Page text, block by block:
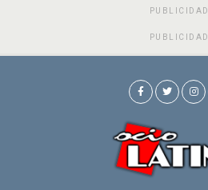
PUBLICIDAD
PUBLICIDAD